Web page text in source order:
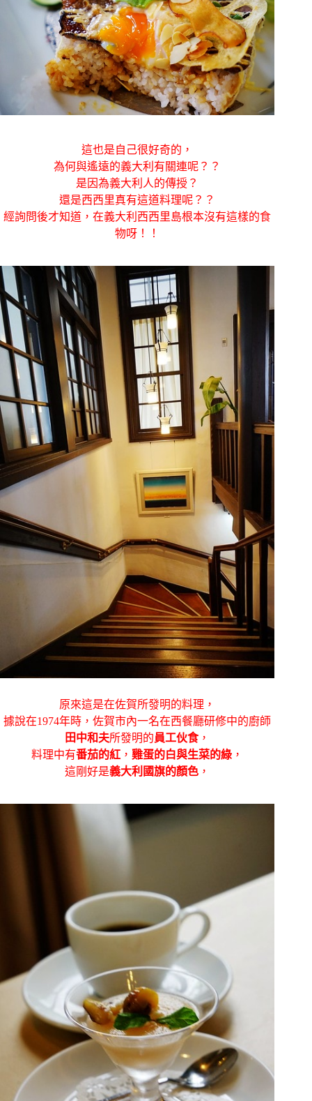
這也是自己很好奇的，
為何與遙遠的義大利有關連呢？？
是因為義大利人的傳授？
還是西西里真有這道料理呢？？
經詢問後才知道，在義大利西西里島根本沒有這樣的食
物呀！！
原來這是在佐賀所發明的料理，
據說在1974年時，佐賀市內一名在西餐廳研修中的廚師
田中和夫所發明的員工伙食，
料理中有番茄的紅 ，雞蛋的白與生菜的綠 ，
這剛好是義大利國旗的顏色 ，